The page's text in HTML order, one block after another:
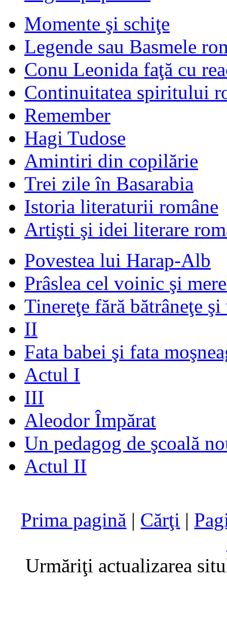
Momente şi schiţe
Legende sau Basmele
Conu Leonida faţă cu
Continuitatea spiritului
Remember
Hagi Tudose
Amintiri din copilărie
Trei zile în Basarabia
Istoria literaturii române
Artişti şi idei literare
Povestea lui Harap-Alb
Prâslea cel voinic şi
Tinereţe fără bătrâneţe
II
Fata babei şi fata
Actul I
III
Aleodor Împărat
Un pedagog de şcoală
Actul II
Prima pagină | Cărţi |
Urmăriţi actualizarea